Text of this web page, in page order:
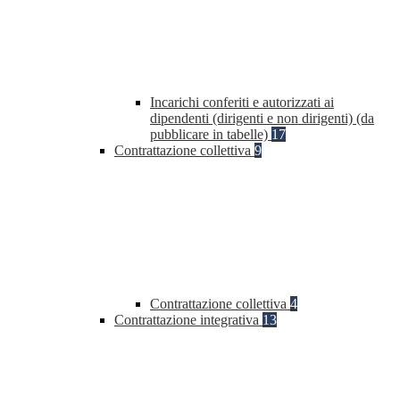
Incarichi conferiti e autorizzati ai
dipendenti (dirigenti e non dirigenti) (da
pubblicare in tabelle) 17
Contrattazione collettiva 9
Contrattazione collettiva 4
Contrattazione integrativa 13